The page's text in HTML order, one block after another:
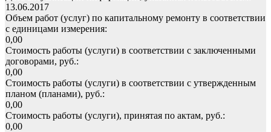
13.06.2017
Объем работ (услуг) по капитальному ремонту в соответствии
с единицами измерения:
0,00
Стоимость работы (услуги) в соответствии с заключенными
договорами, руб.:
0,00
Стоимость работы (услуги) в соответствии с утвержденным
планом (планами), руб.:
0,00
Стоимость работы (услуги), принятая по актам, руб.:
0,00